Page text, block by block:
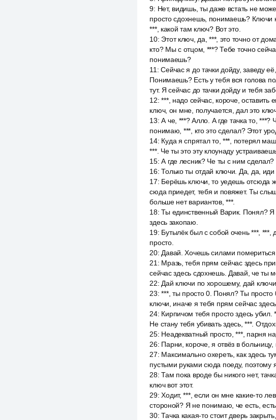
9: Нет, видишь, ты даже встать не
просто сдохнешь, понимаешь? Ключи
***, какой там ключ? Вот это.
10: Этот ключ, да, ***, это точно от
кто? Мы с отцом, ***? Тебе точно
понимаешь?
11 :Сейчас я до тачки дойду, заведу
Понимаешь? Есть у тебя вся голова
тут. Я сейчас до тачки дойду и тебя
12:***, надо сейчас, короче,
ключ, он мне, получается, дал это
13:А че, ***? Алло. А где тачка то,
понимаю, ***, кто это сделал? Этот
14: Куда я спрятал то, ***, потерял
***. Че ты это эту клоунаду
15:А где лесник? Че ты с ним
16:Только ты отдай ключи. Да, да,
17: Берёшь ключи, то уедешь отсюда
сюда приедет, тебя и повяжет. Ты
больше нет вариантов, ***.
18:Ты единственный Варик. Понял? Я
здесь закопаю.
19: Бутылёк был с собой очень ***,
просто.
20: Давай. Хочешь силами помериться
21 : Мразь, тебя прям сейчас здесь
сейчас здесь сдохнешь. Давай, че ты
22: Дай ключи по хорошему, дай
23:***, ты просто 0. Понял? Ты просто
ключи, иначе я тебя прям сейчас
24: Кирпичом тебя просто здесь
Не стану тебя убивать здесь, ***.
25: Неадекватный просто, ***, парня
26: Парни, короче, я отвёз в
27: Максимально охереть, как здесь
пустыми руками сюда поеду, поэтому
28:Там пока вроде бы никого нет,
ключ вот этот.
29:Ходит, ***, если он мне какие-то
стороной? Я не понимаю, че есть,
30:Тачка какая-то стоит дверь